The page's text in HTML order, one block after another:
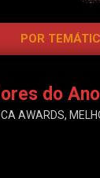
POR
do Ano
AWARDS,